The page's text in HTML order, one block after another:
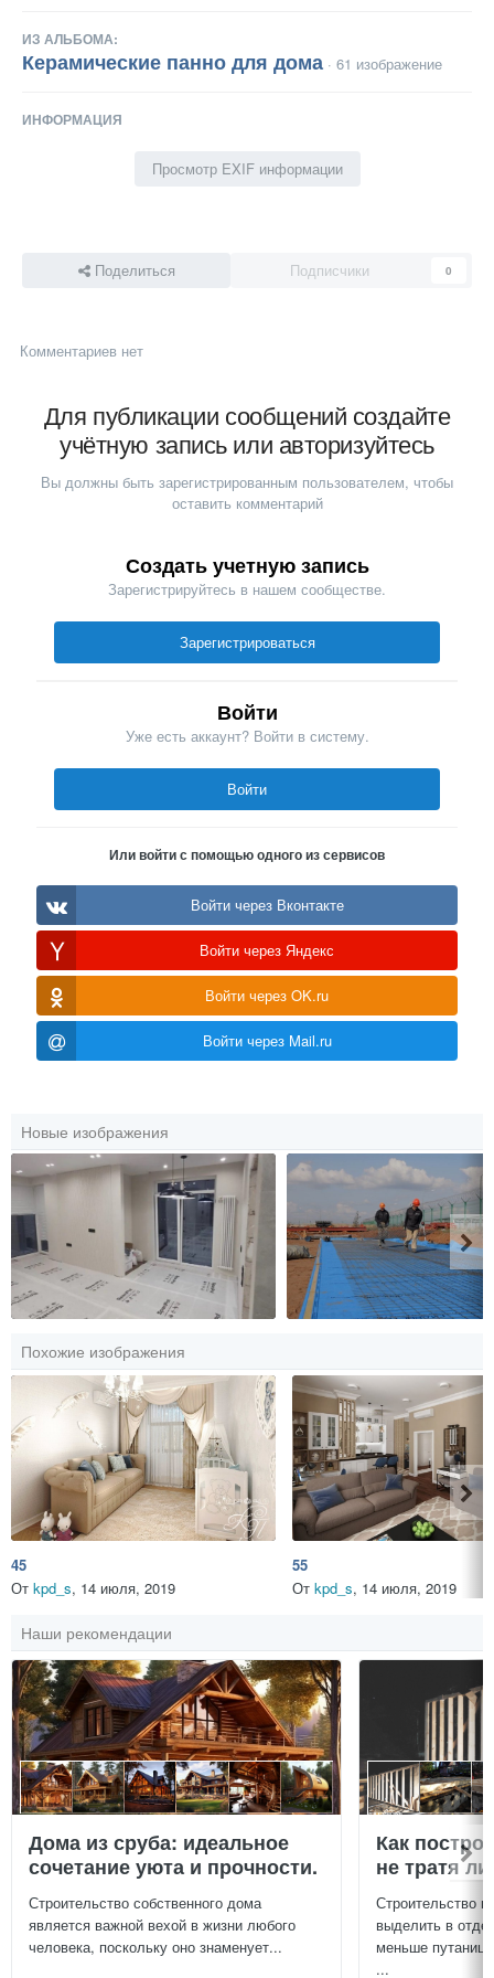
ИЗ АЛЬБОМА:
Керамические панно для дома · 61 изображение
ИНФОРМАЦИЯ
Просмотр EXIF информации
Поделиться Подписчики 0
Комментариев нет
Для публикации сообщений создайте
учётную запись или авторизуйтесь
Вы должны быть зарегистрированным пользователем, чтобы
оставить комментарий
Создать учетную запись
Зарегистрируйтесь в нашем сообществе.
Зарегистрироваться
Войти
Уже есть аккаунт? Войти в систему.
Войти
Или войти с помощью одного из сервисов
Войти через Вконтакте
Войти через Яндекс
Войти через OK.ru
Войти через Mail.ru
Новые изображения
Похожие изображения
45
От kpd_s, 14 июля, 2019
55
От kpd_s, 14 июля, 2019
Наши рекомендации
Дома из сруба: идеальное
сочетание уюта и прочности.
Строительство собственного дома
является важной вехой в жизни любого
человека, поскольку оно знаменует...
Как
не тратя
Строительство
выделить в
меньше
...